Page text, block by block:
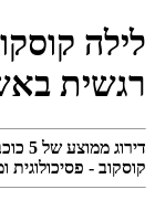
לילה
רגשית
דירוג ממוצע של 5
קוסקוב -